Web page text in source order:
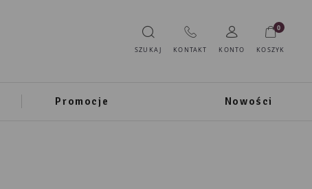
SZUKAJ KONTAKT KONTO KOSZYK
0
Promocje Nowości